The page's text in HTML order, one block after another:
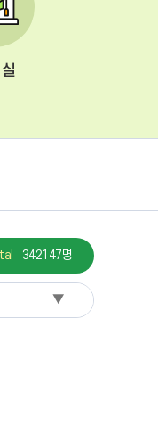
342147명
▼